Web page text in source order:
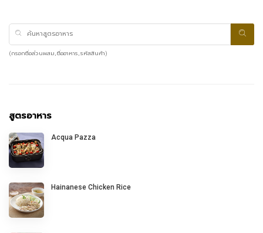
(กรอกชื่อส่วนผสม, ชื่ออาหาร, รหัสสินค้า)
สูตรอาหาร
Acqua Pazza
Hainanese Chicken Rice